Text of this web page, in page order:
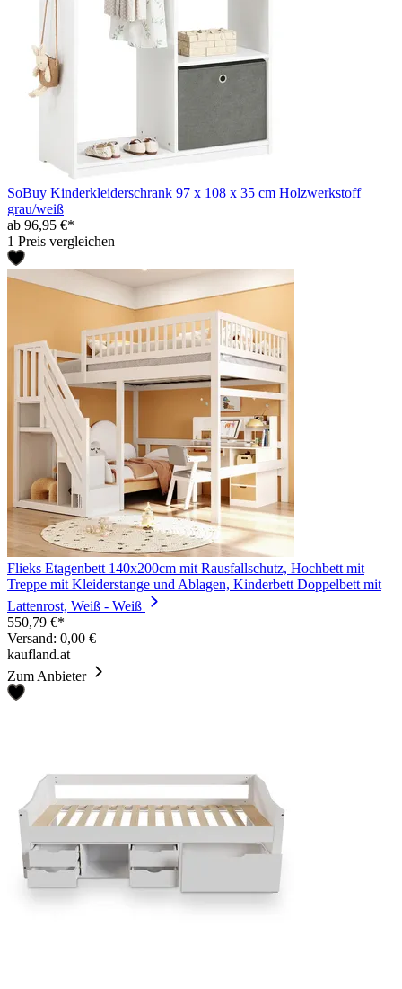
SoBuy Kinderkleiderschrank 97 x 108 x 35 cm Holzwerkstoff
grau/weiß
ab 96,95 €*
1 Preis vergleichen
Flieks Etagenbett 140x200cm mit Rausfallschutz, Hochbett mit
Treppe mit Kleiderstange und Ablagen, Kinderbett Doppelbett mit
Lattenrost, Weiß - Weiß
550,79 €*
Versand: 0,00 €
kaufland.at
Zum Anbieter